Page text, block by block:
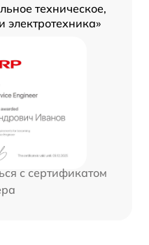
техническое,
электротехника»
с сертификатом